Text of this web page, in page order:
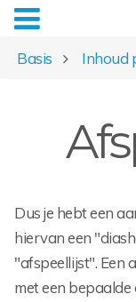
Basis Inhoud
Dus je hebt een
hiervan een
"afspeellijst". Een
met een